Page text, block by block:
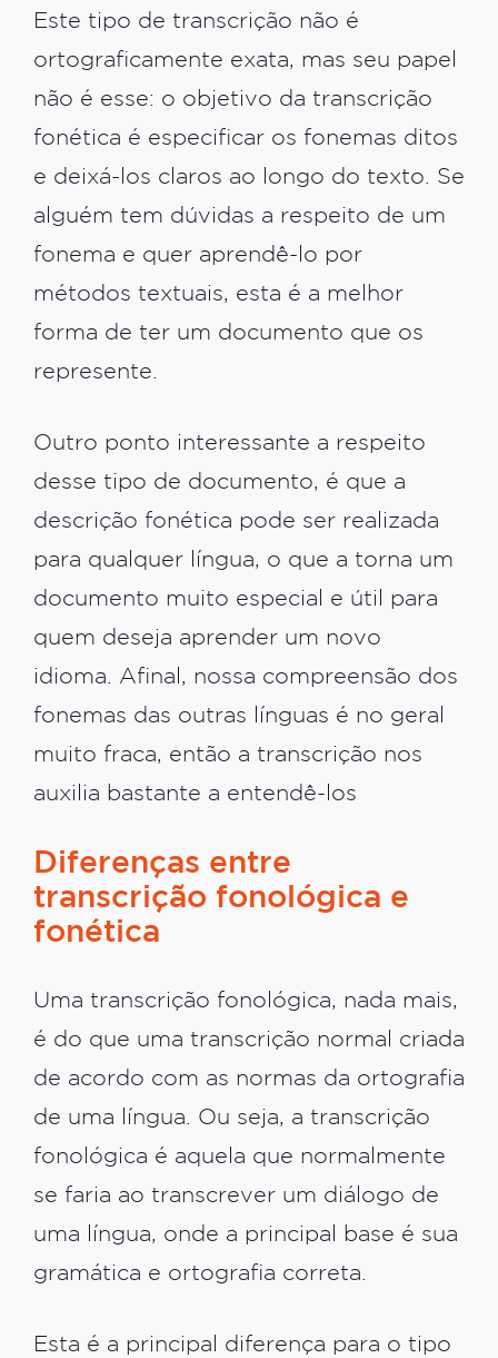
Este tipo de transcrição não é
ortograficamente exata, mas seu papel
não é esse: o objetivo da transcrição
fonética é especificar os fonemas ditos
e deixá-los claros ao longo do texto. Se
alguém tem dúvidas a respeito de um
fonema e quer aprendê-lo por
métodos textuais, esta é a melhor
forma de ter um documento que os
represente.
Outro ponto interessante a respeito
desse tipo de documento, é que a
descrição fonética pode ser realizada
para qualquer língua, o que a torna um
documento muito especial e útil para
quem deseja aprender um novo
idioma. Afinal, nossa compreensão dos
fonemas das outras línguas é no geral
muito fraca, então a transcrição nos
auxilia bastante a entendê-los
Diferenças entre
transcrição fonológica e
fonética
‌Uma transcrição fonológica, nada mais,
é do que uma transcrição normal criada
de acordo com as normas da ortografia
de uma língua. Ou seja, a transcrição
fonológica é aquela que normalmente
se faria ao transcrever um diálogo de
uma língua, onde a principal base é sua
gramática e ortografia correta.
Esta é a principal diferença para o tipo